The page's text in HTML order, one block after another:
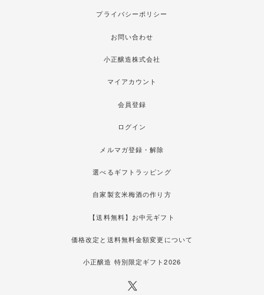
プライバシーポリシー
お問い合わせ
小正醸造株式会社
マイアカウント
会員登録
ログイン
メルマガ登録・解除
選べるギフトラッピング
自家製玄米梅酒の作り方
【送料無料】お中元ギフト
価格改定と送料無料金額変更について
小正醸造 特別限定ギフト2026